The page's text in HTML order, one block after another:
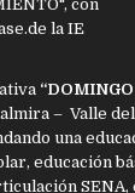
– Valle del
una
educación